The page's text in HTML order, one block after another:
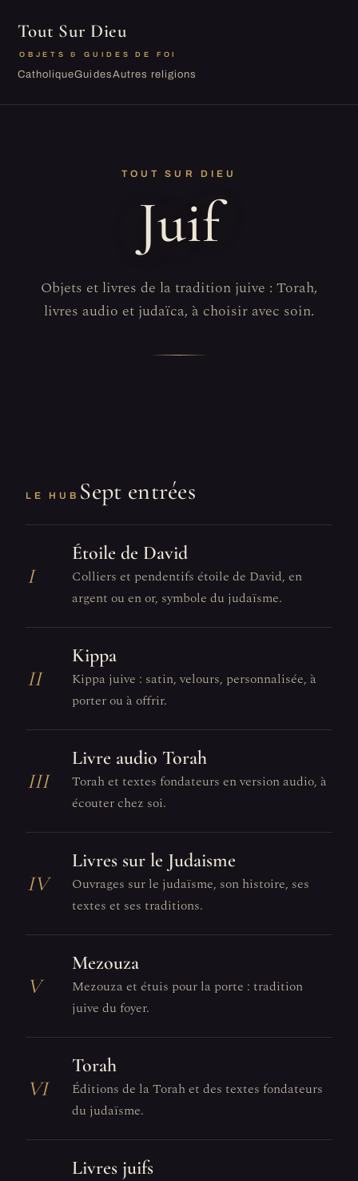
Tout Sur Dieu
OBJETS & GUIDES DE FOI
CatholiqueGuidesAutres religions
TOUT SUR DIEU
Juif
Objets et livres de la tradition juive : Torah,
livres audio et judaïca, à choisir avec soin.
LE HUB Sept entrées
I
Étoile de David
Colliers et pendentifs étoile de David, en
argent ou en or, symbole du judaïsme.
II
Kippa
Kippa juive : satin, velours, personnalisée, à
porter ou à offrir.
III
Livre audio Torah
Torah et textes fondateurs en version audio, à
écouter chez soi.
IV
Livres sur le Judaisme
Ouvrages sur le judaïsme, son histoire, ses
textes et ses traditions.
V
Mezouza
Mezouza et étuis pour la porte : tradition
juive du foyer.
VI
Torah
Éditions de la Torah et des textes fondateurs
du judaïsme.
Livres juifs